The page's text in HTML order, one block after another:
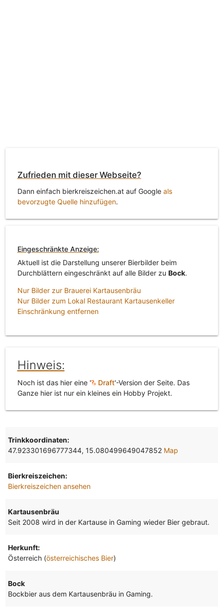
Zufrieden mit dieser Webseite?
Dann einfach bierkreiszeichen.at auf Google als
bevorzugte Quelle hinzufügen.
Eingeschränkte Anzeige:
Aktuell ist die Darstellung unserer Bierbilder beim
Durchblättern eingeschränkt auf alle Bilder zu Bock.
Nur Bilder zur Brauerei Kartausenbräu
Nur Bilder zum Lokal Restaurant Kartausenkeller
Einschränkung entfernen
Hinweis:
Noch ist das hier eine ' Draft'-Version der Seite. Das
Ganze hier ist nur ein kleines ein Hobby Projekt.
Trinkkoordinaten:
47.923301696777344, 15.080499649047852 Map
Bierkreiszeichen:
Bierkreiszeichen ansehen
Kartausenbräu
Seit 2008 wird in der Kartause in Gaming wieder Bier gebraut.
Herkunft:
Österreich (österreichisches Bier)
Bock
Bockbier aus dem Kartausenbräu in Gaming.